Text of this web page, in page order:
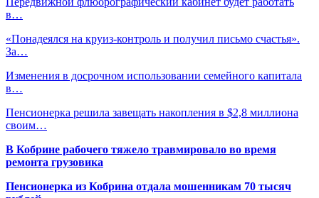
в…
«Понадеялся на круиз-контроль и получил письмо счастья».
За…
Изменения в досрочном использовании семейного капитала
в…
Пенсионерка решила завещать накопления в $2,8 миллиона
своим…
В Кобрине рабочего тяжело травмировало во время
ремонта грузовика
Пенсионерка из Кобрина отдала мошенникам 70 тысяч